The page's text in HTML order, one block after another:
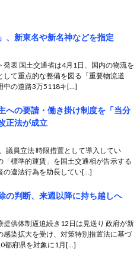
、新東名や新名神などを指定
発表 国土交通省は4月1日、国内の物流を
して重点的な整備を図る「重要物流道
中の道路3万5118キ[…]
への要請・働き掛け制度を「当分
正法が成立
議員立法 時限措置として導入してい
「標準的運賃」を国土交通相が告示する
の違法行為を助長してい[…]
の判断、来週以降に持ち越しへ
提供体制逼迫続き12日は見送り 政府が新
感染拡大を受け、対策特別措置法に基づ
都府県を対象に1月[…]